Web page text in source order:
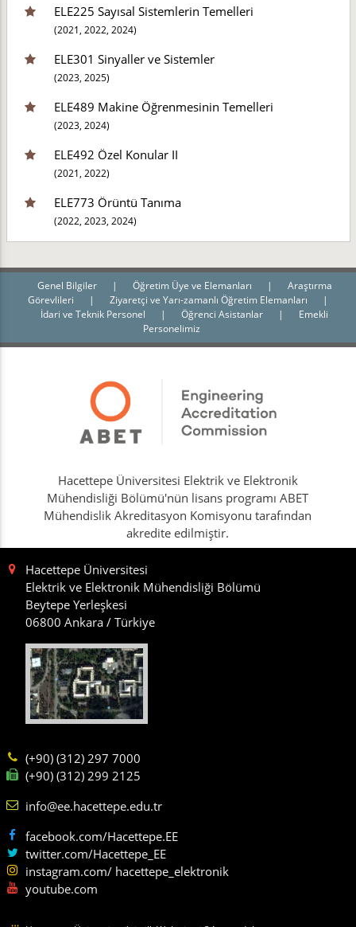
ELE225 Sayısal Sistemlerin Temelleri
(2021, 2022, 2024)
ELE301 Sinyaller ve Sistemler
(2023, 2025)
ELE489 Makine Öğrenmesinin Temelleri
(2023, 2024)
ELE492 Özel Konular II
(2021, 2022)
ELE773 Örüntü Tanıma
(2022, 2023, 2024)
Genel Bilgiler | Öğretim Üye ve Elemanları |
Araştırma
Görevlileri
| Ziyaretçi ve Yarı-zamanlı Öğretim Elemanları
|
İdari ve Teknik Personel
| Öğrenci Asistanlar |
Emekli
Personelimiz
Hacettepe Üniversitesi Elektrik ve Elektronik
Mühendisliği Bölümü'nün lisans programı ABET
Mühendislik Akreditasyon Komisyonu tarafından
akredite edilmiştir.
Hacettepe Üniversitesi
Elektrik ve Elektronik Mühendisliği Bölümü
Beytepe Yerleşkesi
06800 Ankara / Türkiye
(+90) (312) 297 7000
(+90) (312) 299 2125
info@ee.hacettepe.edu.tr
facebook.com/Hacettepe.EE
twitter.com/Hacettepe_EE
instagram.com/ hacettepe_elektronik
youtube.com